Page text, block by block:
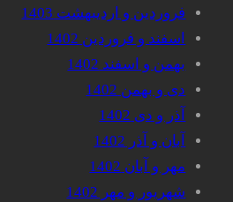
فروردین و اردیبهشت 1403
اسفند و فروردین 1402
بهمن و اسفند 1402
دی و بهمن 1402
آذر و دی 1402
آبان و آذر 1402
مهر و آبان 1402
شهریور و مهر 1402